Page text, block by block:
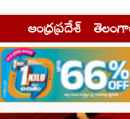
ఆంధ్రప్రదేశ్